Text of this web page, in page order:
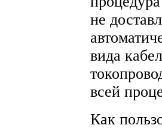
не
вида
всей
Как